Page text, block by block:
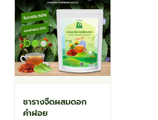
ชารางจืดผสมดอก
คำฝอย